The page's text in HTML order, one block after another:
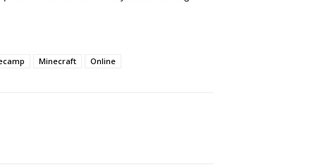
Minecraft Online